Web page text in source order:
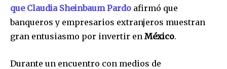
que Claudia Sheinbaum Pardo afirmó que
banqueros y empresarios extranjeros muestran
gran entusiasmo por invertir en México.
Durante un encuentro con medios de